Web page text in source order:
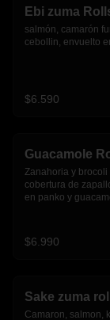
Ebi zuma
salmón, camarón
cebollin, envuelto
$6.590
Guacamole
Zanahoria y brocoli
cobertura de
en panko y
$6.990
Sake zuma
Camaron, salmon,